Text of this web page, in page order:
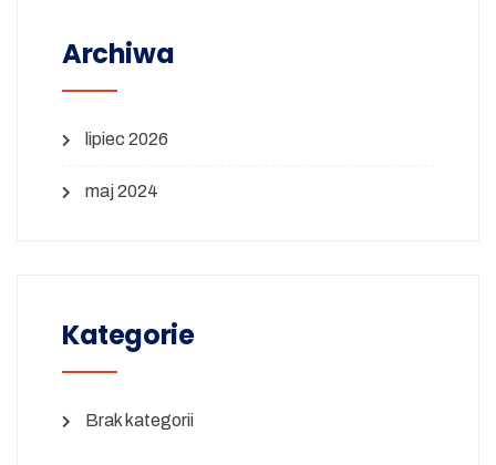
Archiwa
lipiec 2026
maj 2024
Kategorie
Brak kategorii